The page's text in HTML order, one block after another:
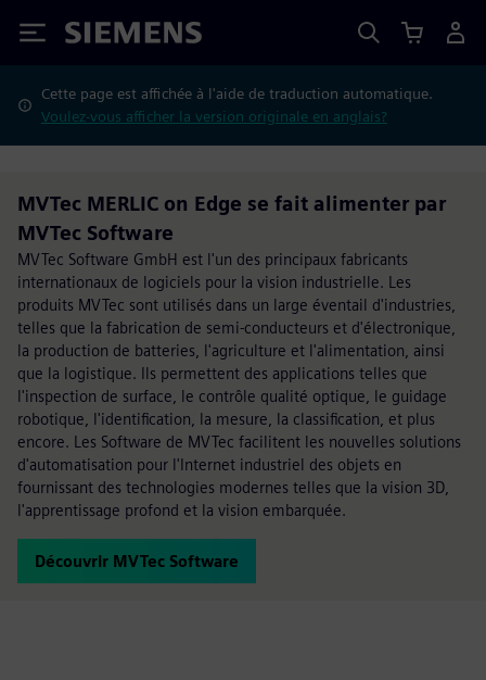
Siemens
Cette page est affichée à l'aide de traduction automatique.
Voulez-vous afficher la version originale en anglais?
MVTec MERLIC on Edge se fait alimenter par
MVTec Software
MVTec Software GmbH est l'un des principaux fabricants
internationaux de logiciels pour la vision industrielle. Les
produits MVTec sont utilisés dans un large éventail d'industries,
telles que la fabrication de semi-conducteurs et d'électronique,
la production de batteries, l'agriculture et l'alimentation, ainsi
que la logistique. Ils permettent des applications telles que
l'inspection de surface, le contrôle qualité optique, le guidage
robotique, l'identification, la mesure, la classification, et plus
encore. Les Software de MVTec facilitent les nouvelles solutions
d'automatisation pour l'Internet industriel des objets en
fournissant des technologies modernes telles que la vision 3D,
l'apprentissage profond et la vision embarquée.
Découvrir MVTec Software